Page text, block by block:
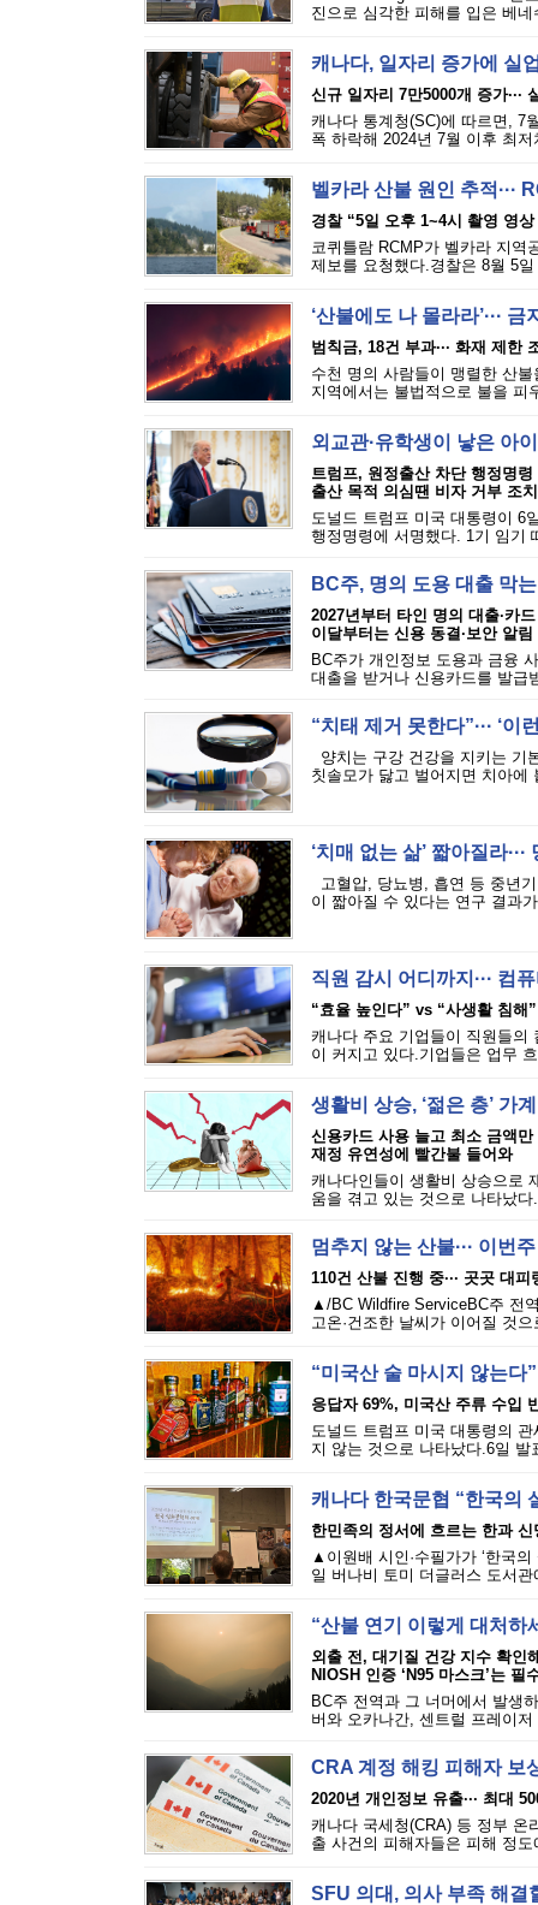
진으로 심각한 피해를 입은 베
캐나다, 일자리 증가에 실
신규 일자리 7만5000개 증가···
캐나다 통계청(SC)에 따르면, 7
폭 하락해 2024년 7월 이후 최
벨카라 산불 원인 추적···
경찰 “5일 오후 1~4시 촬영 영상
코퀴틀람 RCMP가 벨카라 지역
제보를 요청했다.경찰은 8월 5
‘산불에도 나 몰라라’···
범칙금, 18건 부과··· 화재 제한
수천 명의 사람들이 맹렬한 산
지역에서는 불법적으로 불을 피
외교관·유학생이 낳은 아
트럼프, 원정출산 차단 행정명령
출산 목적 의심땐 비자 거부 조치
도널드 트럼프 미국 대통령이 6
행정명령에 서명했다. 1기 임기
BC주, 명의 도용 대출 막
2027년부터 타인 명의 대출·카
이달부터는 신용 동결·보안 알
BC주가 개인정보 도용과 금융
대출을 받거나 신용카드를 발급
“치태 제거 못한다”··· ‘
양치는 구강 건강을 지키는 기
칫솔모가 닳고 벌어지면 치아에
‘치매 없는 삶’ 짧아질라
고혈압, 당뇨병, 흡연 등 중년
이 짧아질 수 있다는 연구 결과
직원 감시 어디까지··· 컴
“효율 높인다” vs “사생활 침해”
캐나다 주요 기업들이 직원들의
이 커지고 있다.기업들은 업무
생활비 상승, ‘젊은 층’ 가
신용카드 사용 늘고 최소 금액만
재정 유연성에 빨간불 들어와
캐나다인들이 생활비 상승으로
움을 겪고 있는 것으로 나타났
멈추지 않는 산불··· 이번
110건 산불 진행 중··· 곳곳 대피
▲/BC Wildfire ServiceBC주 전
고온·건조한 날씨가 이어질 것
“미국산 술 마시지 않는다
응답자 69%, 미국산 주류 수입
도널드 트럼프 미국 대통령의
지 않는 것으로 나타났다.6일
캐나다 한국문협 “한국의
한민족의 정서에 흐르는 한과 신
▲이원배 시인·수필가가 ‘한국
일 버나비 토미 더글러스 도서관
“산불 연기 이렇게 대처하
외출 전, 대기질 건강 지수 확인
NIOSH 인증 ‘N95 마스크’는 필
BC주 전역과 그 너머에서 발생
버와 오카나간, 센트럴 프레이
CRA 계정 해킹 피해자 보
2020년 개인정보 유출··· 최대
캐나다 국세청(CRA) 등 정부 온
출 사건의 피해자들은 피해 정
SFU 의대, 의사 부족 해